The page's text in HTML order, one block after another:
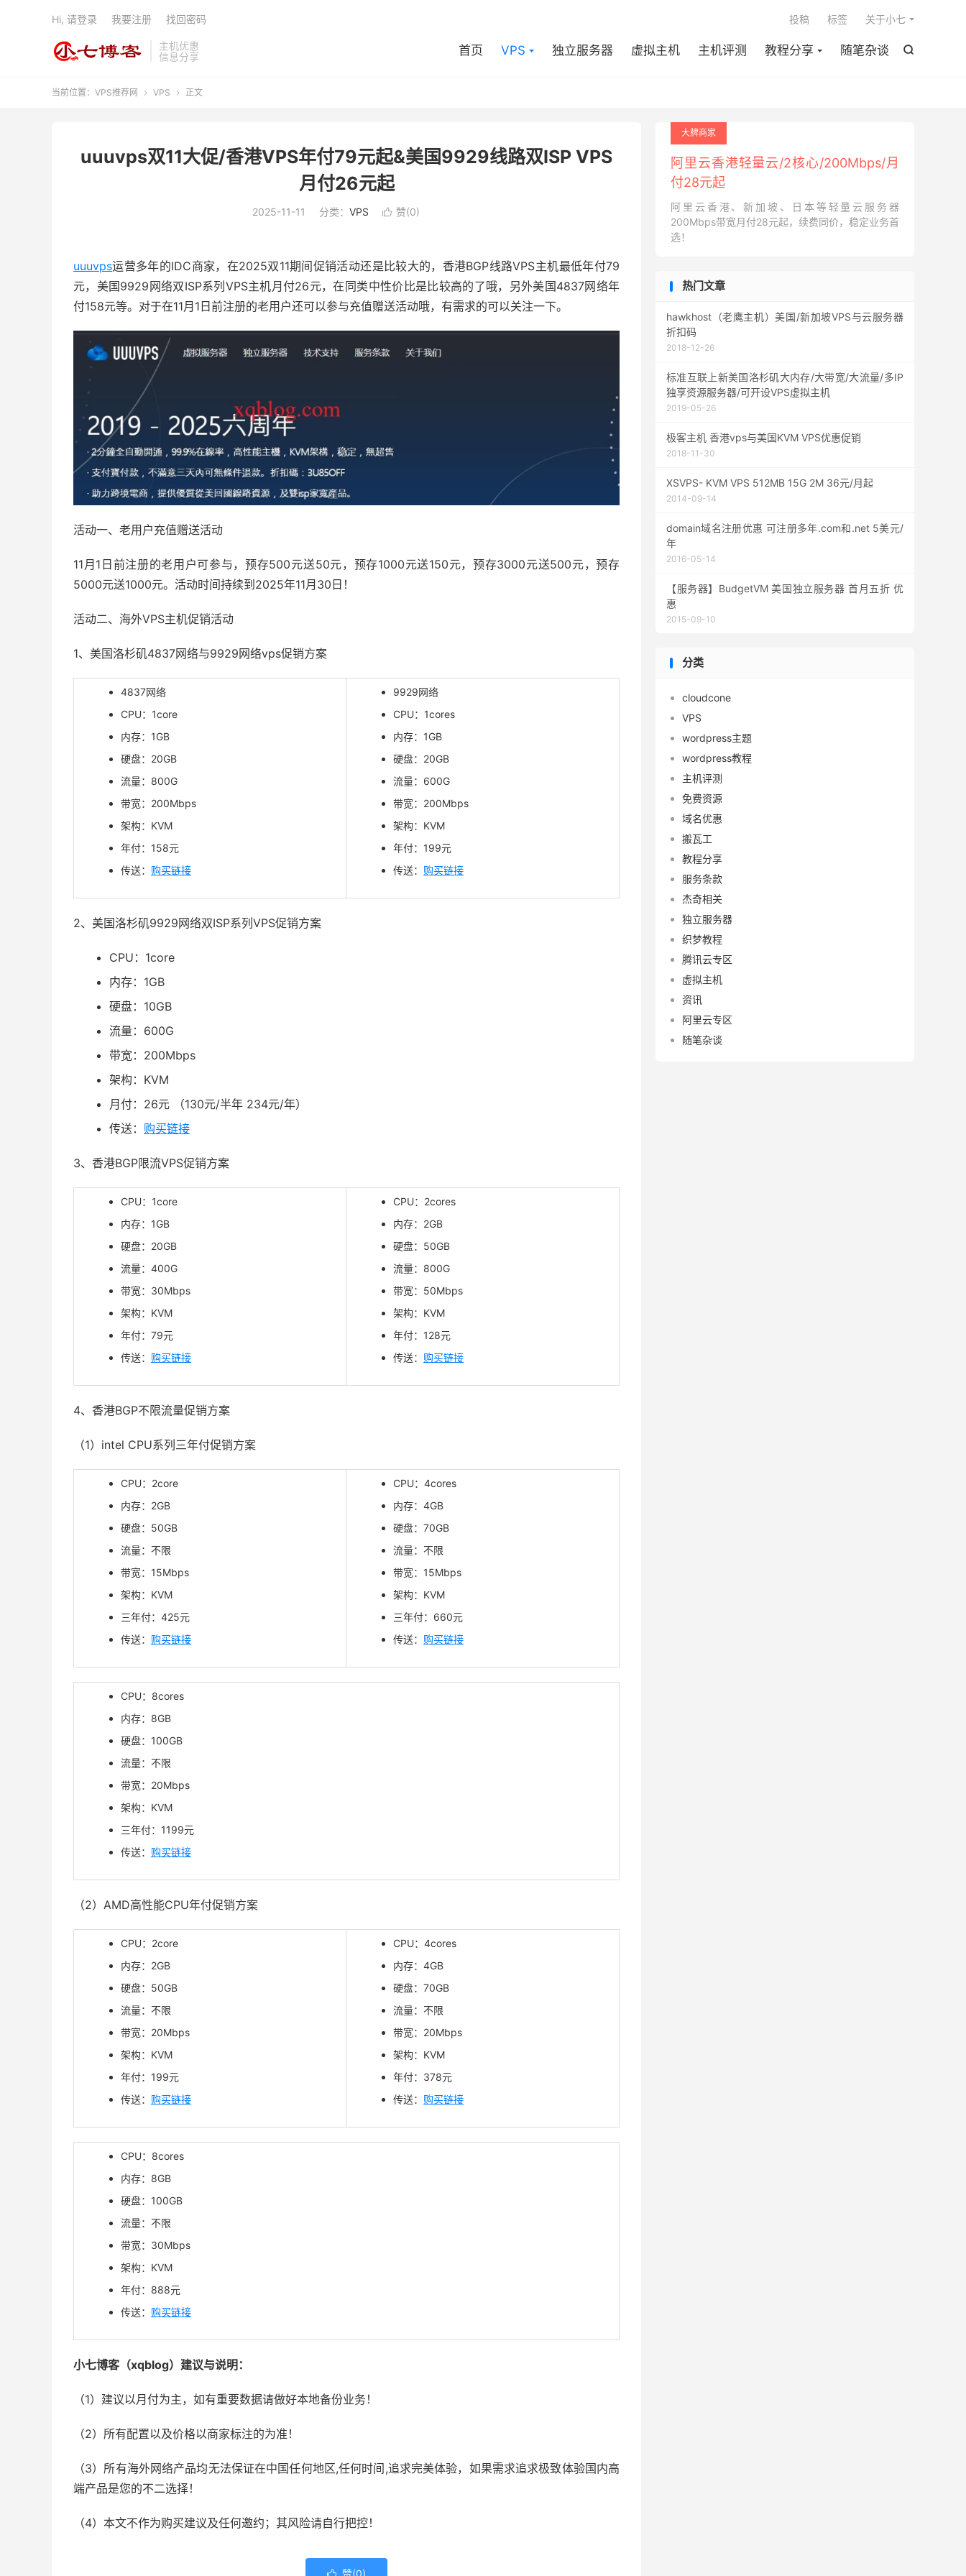
主机优惠
信息分享

首页 VPS 独立服务器 虚拟主机 主机评测 教程分享 随笔杂谈
投稿 标签 关于小七
Hi, 请登录 我要注册 找回密码
当前位置： VPS推荐网  VPS  正文
uuuvps双11大促/香港VPS年付79元起&美国9929线路双ISP VPS
月付26元起
2025-11-11 分类： VPS  赞(0)
uuuvps运营多年的IDC商家，在2025双11期间促销活动还是比较大的，香港BGP线路VPS主机最低年付79
元，美国9929网络双ISP系列VPS主机月付26元，在同类中性价比是比较高的了哦，另外美国4837网络年
付158元等。对于在11月1日前注册的老用户还可以参与充值赠送活动哦，有需求的可以关注一下。
活动一、老用户充值赠送活动
11月1日前注册的老用户可参与，预存500元送50元，预存1000元送150元，预存3000元送500元，预存
5000元送1000元。活动时间持续到2025年11月30日！
活动二、海外VPS主机促销活动
1、美国洛杉矶4837网络与9929网络vps促销方案
4837网络
CPU：1core
内存：1GB
硬盘：20GB
流量：800G
带宽：200Mbps
架构：KVM
年付： 158元
传送： 购买链接
9929网络
CPU：1cores
内存：1GB
硬盘：20GB
流量：600G
带宽：200Mbps
架构：KVM
年付：199元
传送： 购买链接
2、美国洛杉矶9929网络双ISP系列VPS促销方案
CPU：1core
内存：1GB
硬盘：10GB
流量：600G
带宽：200Mbps
架构：KVM
月付： 26元 （130元/半年 234元/年）
传送： 购买链接
3、香港BGP限流VPS促销方案
CPU：1core
内存：1GB
硬盘：20GB
流量：400G
带宽：30Mbps
架构：KVM
年付： 79元
传送： 购买链接
CPU：2cores
内存：2GB
硬盘：50GB
流量：800G
带宽：50Mbps
架构：KVM
年付：128元
传送： 购买链接
4、香港BGP不限流量促销方案
（1）intel CPU系列三年付促销方案
CPU：2core
内存：2GB
硬盘：50GB
流量：不限
带宽：15Mbps
架构：KVM
三年付： 425元
传送： 购买链接
CPU：4cores
内存：4GB
硬盘：70GB
流量：不限
带宽：15Mbps
架构：KVM
三年付：660元
传送： 购买链接
CPU：8cores
内存：8GB
硬盘：100GB
流量：不限
带宽：20Mbps
架构：KVM
三年付：1199元
传送： 购买链接
（2）AMD高性能CPU年付促销方案
CPU：2core
内存：2GB
硬盘：50GB
流量：不限
带宽：20Mbps
架构：KVM
年付： 199元
传送： 购买链接
CPU：4cores
内存：4GB
硬盘：70GB
流量：不限
带宽：20Mbps
架构：KVM
年付：378元
传送： 购买链接
CPU：8cores
内存：8GB
硬盘：100GB
流量：不限
带宽：30Mbps
架构：KVM
年付：888元
传送： 购买链接
小七博客（xqblog）建议与说明：
（1）建议以月付为主，如有重要数据请做好本地备份业务！
（2）所有配置以及价格以商家标注的为准！
（3）所有海外网络产品均无法保证在中国任何地区,任何时间,追求完美体验，如果需求追求极致体验国内高
端产品是您的不二选择！
（4）本文不作为购买建议及任何邀约；其风险请自行把控！
 赞(0)
大牌商家
阿里云香港轻量云/2核心/200Mbps/月
付28元起
阿里云香港、新加坡、日本等轻量云服务器
200Mbps带宽月付28元起，续费同价，稳定业务首
选！
热门文章
hawkhost（老鹰主机）美国/新加坡VPS与云服务器
折扣码
2018-12-26
标准互联上新美国洛杉矶大内存/大带宽/大流量/多IP
独享资源服务器/可开设VPS虚拟主机
2019-05-26
极客主机 香港vps与美国KVM VPS优惠促销
2018-11-30
XSVPS- KVM VPS 512MB 15G 2M 36元/月起
2014-09-14
domain域名注册优惠 可注册多年.com和.net 5美元/
年
2016-05-14
【服务器】BudgetVM 美国独立服务器 首月五折 优
惠
2015-09-10
分类
cloudcone
VPS
wordpress主题
wordpress教程
主机评测
免费资源
域名优惠
搬瓦工
教程分享
服务条款
杰奇相关
独立服务器
织梦教程
腾讯云专区
虚拟主机
资讯
阿里云专区
随笔杂谈